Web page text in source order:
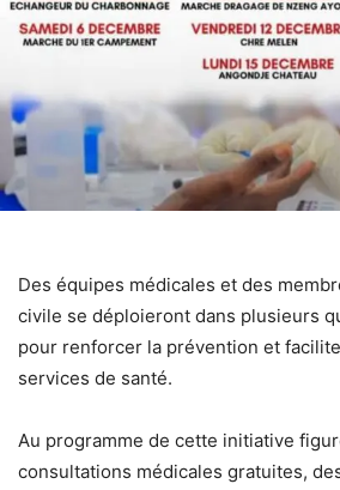
Des équipes médicales et des
civile se déploieront dans plusieurs
pour renforcer la prévention et
services de santé.
Au programme de cette initiative
consultations médicales gratuites,